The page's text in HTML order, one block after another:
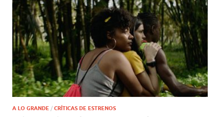
A LO GRANDE / CRÍTICAS DE ESTRENOS